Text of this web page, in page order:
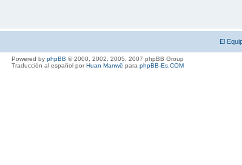
El
Powered by phpBB © 2000, 2002, 2005, 2007 phpBB Group
Traducción al español porHuan Manwë para phpBB-Es.COM